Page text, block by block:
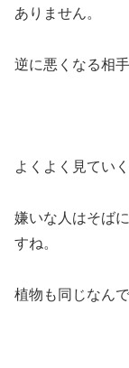
ありません。
逆に悪くなる相
よくよく見てい
嫌いな人はそば
すね。
植物も同じなん